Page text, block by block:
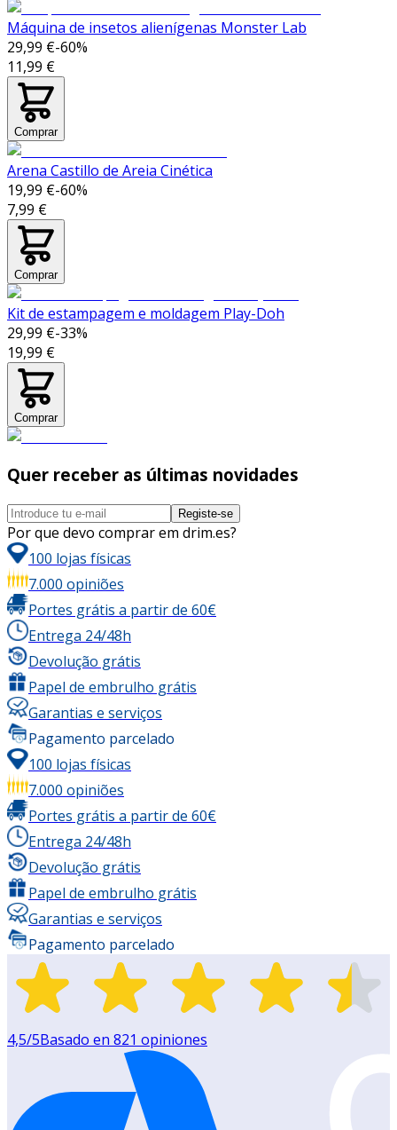
Máquina de insetos alienígenas Monster Lab
29,99 €-60%
11,99 €
Comprar
Arena Castillo de Areia Cinética
19,99 €-60%
7,99 €
Comprar
Kit de estampagem e moldagem Play-Doh
29,99 €-33%
19,99 €
Comprar
Quer receber as últimas novidades
Registe-se
Por que devo comprar em drim.es?
100 lojas físicas
7.000 opiniões
Portes grátis a partir de 60€
Entrega 24/48h
Devolução grátis
Papel de embrulho grátis
Garantias e serviços
Pagamento parcelado
100 lojas físicas
7.000 opiniões
Portes grátis a partir de 60€
Entrega 24/48h
Devolução grátis
Papel de embrulho grátis
Garantias e serviços
Pagamento parcelado
4,5/5Basado en 821 opiniones